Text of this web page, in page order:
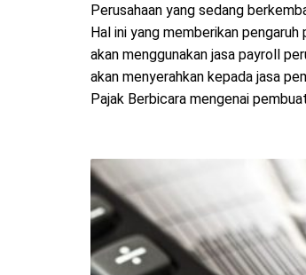
Perusahaan yang sedang
Hal ini yang memberikan
akan menggunakan jasa payroll
akan menyerahkan kepada jasa
Pajak Berbicara mengenai